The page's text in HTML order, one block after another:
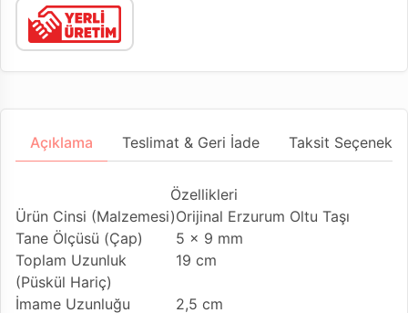
Açıklama Teslimat & Geri İade Taksit
Özellikleri
Ürün Cinsi (Malzemesi)Orijinal Erzurum Oltu Taşı
Tane Ölçüsü (Çap)
5 x 9 mm
Toplam Uzunluk
(Püskül Hariç)
19 cm
İmame Uzunluğu
2,5 cm